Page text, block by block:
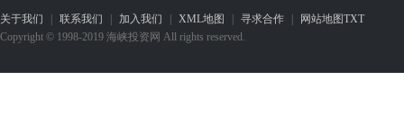
关于我们 | 联系我们 | 加入我们 | XML地图 | 寻求合作 | 网站地图TXT
Copyright © 1998-2019 海峡投资网 All rights reserved.